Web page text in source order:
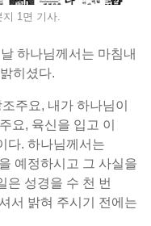
지 1면 기사.
하나님께서는 마침내
히셨다.
주요, 내가 하나님이
요, 육신을 입고 이
다. 하나님께서는
예정하시고 그 사실을
은 성경을 수 천 번
서 밝혀 주시기 전에는